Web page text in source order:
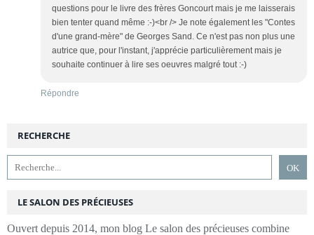
questions pour le livre des frères Goncourt mais je me laisserais
bien tenter quand même :-)<br /> Je note également les "Contes
d'une grand-mère" de Georges Sand. Ce n'est pas non plus une
autrice que, pour l'instant, j'apprécie particulièrement mais je
souhaite continuer à lire ses oeuvres malgré tout :-)
Répondre
RECHERCHE
LE SALON DES PRÉCIEUSES
Ouvert depuis 2014, mon blog Le salon des précieuses combine